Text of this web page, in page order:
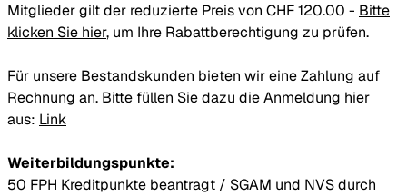
Mitglieder gilt der reduzierte Preis von CHF 120.00 - Bitte
klicken Sie hier, um Ihre Rabattberechtigung zu prüfen.
Für unsere Bestandskunden bieten wir eine Zahlung auf
Rechnung an. Bitte füllen Sie dazu die Anmeldung hier
aus: Link
Weiterbildungspunkte:
50 FPH Kreditpunkte beantragt / SGAM und NVS durch